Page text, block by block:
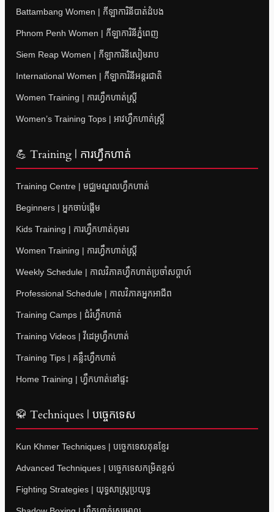
Battambang Women | កីឡាការិនីបាត់ដំបង
Phnom Penh Women | កីឡាការិនីភ្នំពេញ
Siem Reap Women | កីឡាការិនីសៀមរាប
International Women | កីឡាការិនីអន្តរជាតិ
Women Training | ការហ្វឹកហាត់ស្ត្រី
Women’s Training Tops | អាវហ្វឹកហាត់ស្ត្រី
💪 Training | ការហ្វឹកហាត់
Training Centre | មជ្ឈមណ្ឌលហ្វឹកហាត់
Beginners | អ្នកចាប់ផ្តើម
Kids Training | ការហ្វឹកហាត់កុមារ
Women Training | ការហ្វឹកហាត់ស្ត្រី
Weekly Schedule | កាលវិភាគហ្វឹកហាត់ប្រចាំសប្តាហ៍
Professional Schedule | កាលវិភាគអ្នកអាជីព
Training Camps | ជំរំហ្វឹកហាត់
Training Videos | វីដេអូហ្វឹកហាត់
Training Tips | គន្លឹះហ្វឹកហាត់
Home Training | ហ្វឹកហាត់នៅផ្ទះ
🥋 Techniques | បច្ចេកទេស
Kun Khmer Techniques | បច្ចេកទេសគុនខ្មែរ
Advanced Techniques | បច្ចេកទេសកម្រិតខ្ពស់
Fighting Strategies | យុទ្ធសាស្ត្រប្រយុទ្ធ